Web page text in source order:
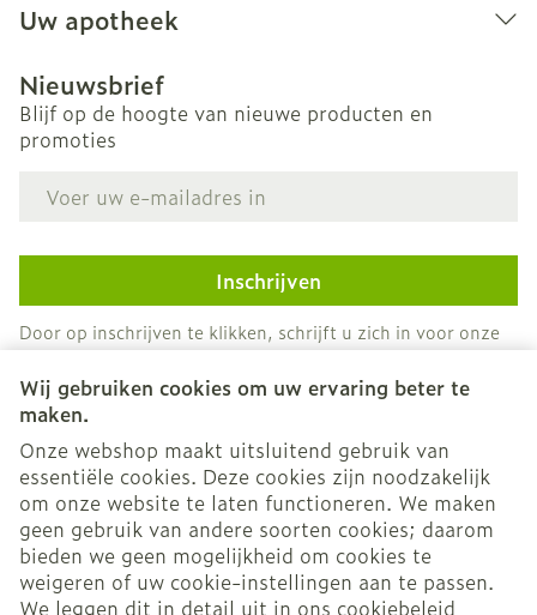
Wij gebruiken cookies om uw ervaring beter te
maken.
Onze webshop maakt uitsluitend gebruik van
essentiële cookies. Deze cookies zijn noodzakelijk
om onze website te laten functioneren. We maken
geen gebruik van andere soorten cookies; daarom
bieden we geen mogelijkheid om cookies te
weigeren of uw cookie-instellingen aan te passen.
We leggen dit in detail uit in ons cookiebeleid
Uw apotheek
Nieuwsbrief
Blijf op de hoogte van nieuwe producten en
promoties
Inschrijven
Door op inschrijven te klikken, schrijft u zich in voor onze
nieuwsbrief en gaat u akkoord met onzeprivacy policy.
Juridische links